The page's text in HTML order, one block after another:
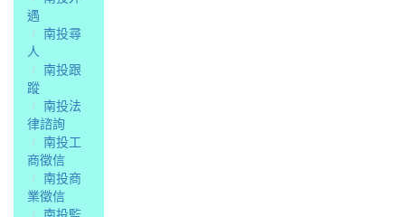
遇
南投尋
人
南投跟
蹤
南投法
律諮詢
南投工
商徵信
南投商
業徵信